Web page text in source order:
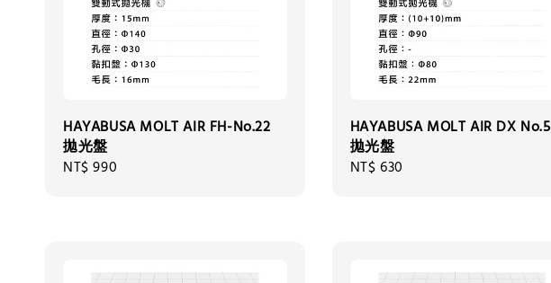
HAYABUSA MOLT AIR FH-No.22
拋光盤
Regular
NT$ 990
HAYABUSA MOLT AIR DX No.5
拋光盤
Regular
NT$ 630